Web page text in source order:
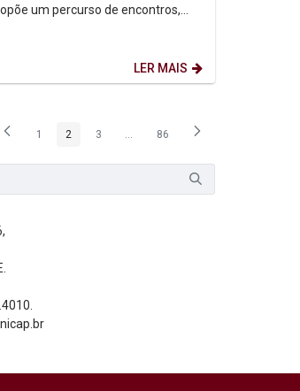
um percurso de encontros,
LER MAIS
Página
1 Página
2 Página
3 ...Páginas intermediárias Usar ABA
Página
86